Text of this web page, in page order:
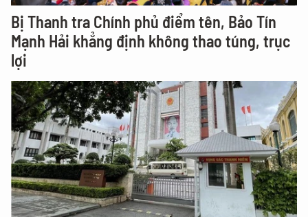
Bị Thanh tra Chính phủ điểm tên, Bảo Tín
Mạnh Hải khẳng định không thao túng, trục
lợi